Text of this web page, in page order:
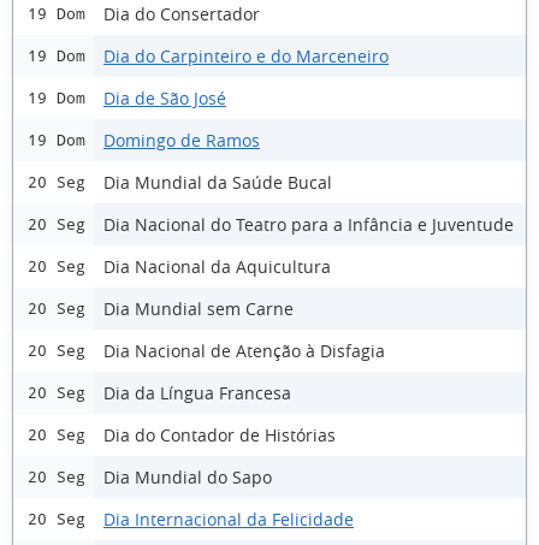
19 Dom Dia do Consertador
19 Dom Dia do Carpinteiro e do Marceneiro
19 Dom Dia de São José
19 Dom Domingo de Ramos
20 Seg Dia Mundial da Saúde Bucal
20 Seg Dia Nacional do Teatro para a Infância e Juventude
20 Seg Dia Nacional da Aquicultura
20 Seg Dia Mundial sem Carne
20 Seg Dia Nacional de Atenção à Disfagia
20 Seg Dia da Língua Francesa
20 Seg Dia do Contador de Histórias
20 Seg Dia Mundial do Sapo
20 Seg Dia Internacional da Felicidade